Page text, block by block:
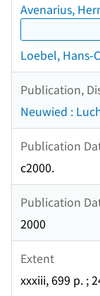
Avenarius,
Loebel, Hans-
Publication,
Neuwied :
Publication
c2000.
Publication
2000
Extent
xxxiii, 699 p. ;